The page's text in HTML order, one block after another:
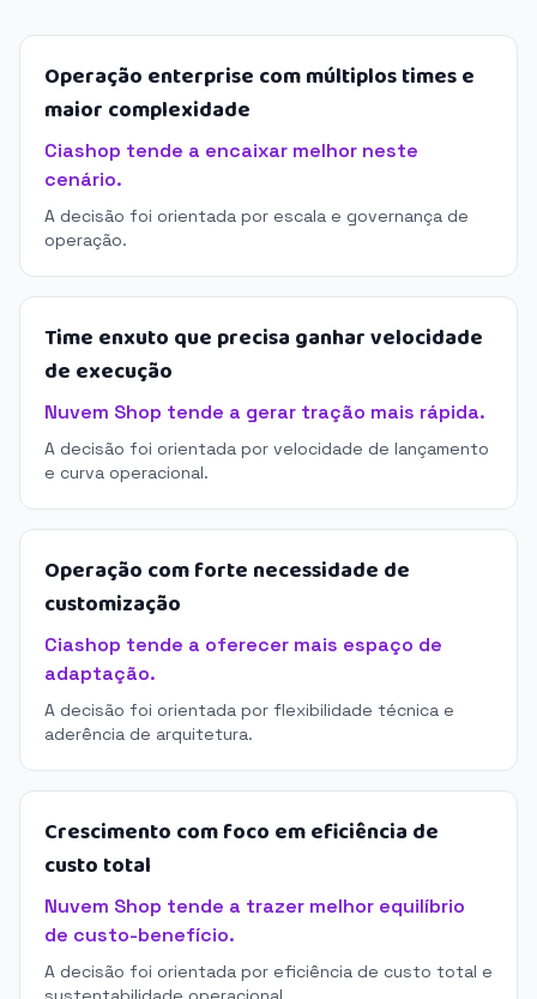
Operação enterprise com múltiplos times e
maior complexidade
Ciashop tende a encaixar melhor neste
cenário.
A decisão foi orientada por escala e governança de
operação.
Time enxuto que precisa ganhar velocidade
de execução
Nuvem Shop tende a gerar tração mais rápida.
A decisão foi orientada por velocidade de lançamento
e curva operacional.
Operação com forte necessidade de
customização
Ciashop tende a oferecer mais espaço de
adaptação.
A decisão foi orientada por flexibilidade técnica e
aderência de arquitetura.
Crescimento com foco em eficiência de
custo total
Nuvem Shop tende a trazer melhor equilíbrio
de custo-benefício.
A decisão foi orientada por eficiência de custo total e